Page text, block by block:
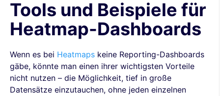
Tools und Beispiele für
Heatmap-Dashboards
Wenn es bei Heatmaps keine Reporting-Dashboards
gäbe, könnte man einen ihrer wichtigsten Vorteile
nicht nutzen – die Möglichkeit, tief in große
Datensätze einzutauchen, ohne jeden einzelnen